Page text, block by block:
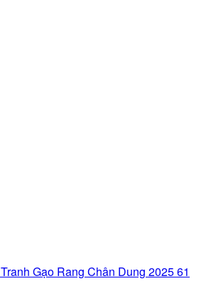
Tranh Gạo Rang Chân Dung 2025 61